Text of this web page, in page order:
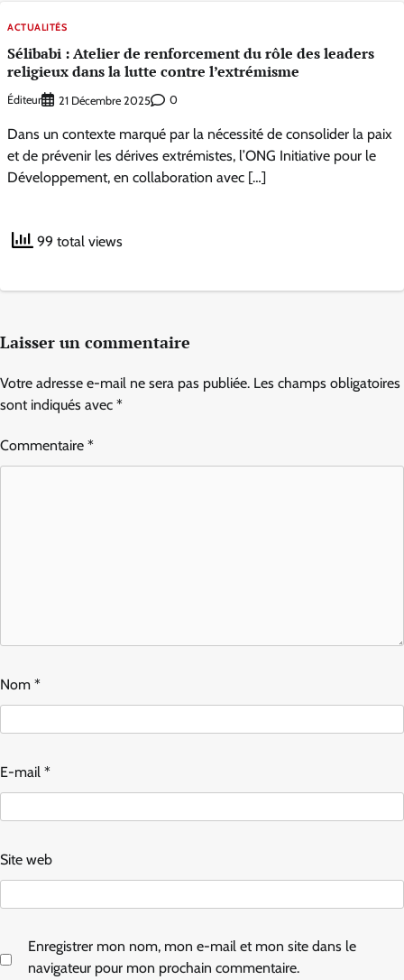
ACTUALITÉS
Sélibabi : Atelier de renforcement du rôle des leaders
religieux dans la lutte contre l’extrémisme
Éditeur 21 Décembre 2025 0
Dans un contexte marqué par la nécessité de consolider la paix
et de prévenir les dérives extrémistes, l’ONG Initiative pour le
Développement, en collaboration avec […]
99 total views
Laisser un commentaire
Votre adresse e-mail ne sera pas publiée. Les champs obligatoires
sont indiqués avec *
Commentaire *
Nom *
E-mail *
Site web
Enregistrer mon nom, mon e-mail et mon site dans le
navigateur pour mon prochain commentaire.